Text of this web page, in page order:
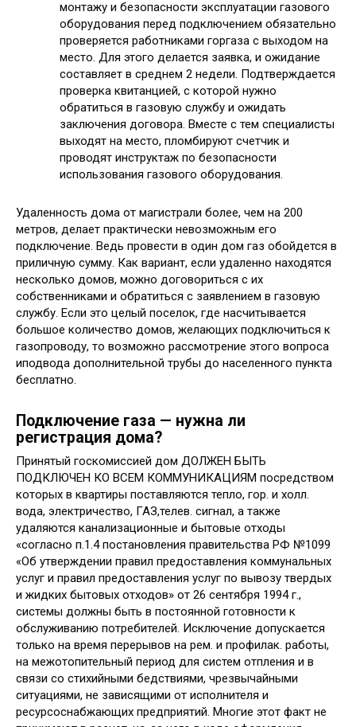
монтажу и безопасности эксплуатации газового
оборудования перед подключением обязательно
проверяется работниками горгаза с выходом на
место. Для этого делается заявка, и ожидание
составляет в среднем 2 недели. Подтверждается
проверка квитанцией, с которой нужно
обратиться в газовую службу и ожидать
заключения договора. Вместе с тем специалисты
выходят на место, пломбируют счетчик и
проводят инструктаж по безопасности
использования газового оборудования.
Удаленность дома от магистрали более, чем на 200
метров, делает практически невозможным его
подключение. Ведь провести в один дом газ обойдется в
приличную сумму. Как вариант, если удаленно находятся
несколько домов, можно договориться с их
собственниками и обратиться с заявлением в газовую
службу. Если это целый поселок, где насчитывается
большое количество домов, желающих подключиться к
газопроводу, то возможно рассмотрение этого вопроса
иподвода дополнительной трубы до населенного пункта
бесплатно.
Подключение газа — нужна ли
регистрация дома?
Принятый госкомиссией дом ДОЛЖЕН БЫТЬ
ПОДКЛЮЧЕН КО ВСЕМ КОММУНИКАЦИЯМ посредством
которых в квартиры поставляются тепло, гор. и холл.
вода, электричество, ГАЗ,телев. сигнал, а также
удаляются канализационные и бытовые отходы
«согласно п.1.4 постановления правительства РФ №1099
«Об утверждении правил предоставления коммунальных
услуг и правил предоставления услуг по вывозу твердых
и жидких бытовых отходов» от 26 сентября 1994 г.,
системы должны быть в постоянной готовности к
обслуживанию потребителей. Исключение допускается
только на время перерывов на рем. и профилак. работы,
на межотопительный период для систем отпления и в
связи со стихийными бедствиями, чрезвычайными
ситуациями, не зависящими от исполнителя и
ресурсоснабжающих предприятий. Многие этот факт не